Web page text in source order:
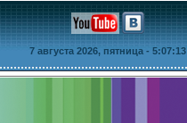
7 августа 2026, пятница - 5:07:13